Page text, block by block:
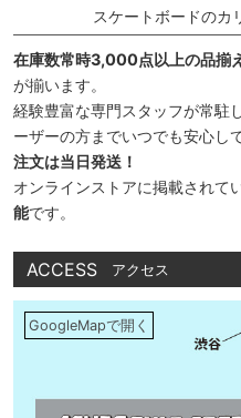
スケートボードのカ
在庫数常時3,000点以上の品揃え
が揃います。
経験豊富な専門スタッフが常駐
ーザーの方までいつでも安心し
注文は当日発送！
オンラインストアに掲載されて
能です。
ACCESS アクセス
GoogleMapで開く